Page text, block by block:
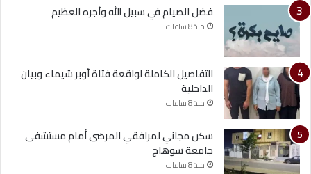
فضل الصيام في سبيل الله وأجره العظيم
منذ 8 ساعات
التفاصيل الكاملة لواقعة فتاة أوبر شيماء وبيان
الداخلية
منذ 8 ساعات
سكن مجاني لمرافقي المرضى أمام مستشفى
جامعة سوهاج
منذ 8 ساعات